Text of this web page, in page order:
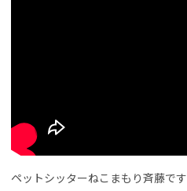
ペットシッターねこまもり斉藤です